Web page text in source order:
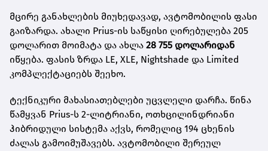
მცირე განახლების მიუხედავად, ავტომობილის ფასი
გაიზარდა. ახალი Prius-ის საწყისი ღირებულება 205
დოლარით მოიმატა და ახლა 28 755 დოლარიდან
იწყება. ფასის ზრდა LE, XLE, Nightshade და Limited
კომპლექტაციებს შეეხო.
ტექნიკური მახასიათებლები უცვლელი დარჩა. წინა
წამყვან Prius-ს 2-ლიტრიანი, ოთხცილინდრიანი
ჰიბრიდული სისტემა აქვს, რომელიც 194 ცხენის
ძალას გამოიმუშავებს. ავტომობილი შერეულ